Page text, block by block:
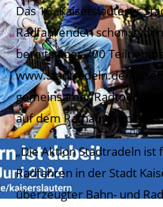
Das 16. Kaiserslauterer
Radfahrenden schon in
bereits über 700
www.stadtradeln.de/
gemeinsamer Radtour
auf dem Rathausvorplatz.
„Die Aktion Stadtradeln
Radfahren in der Stadt
überzeugter Bahn- und